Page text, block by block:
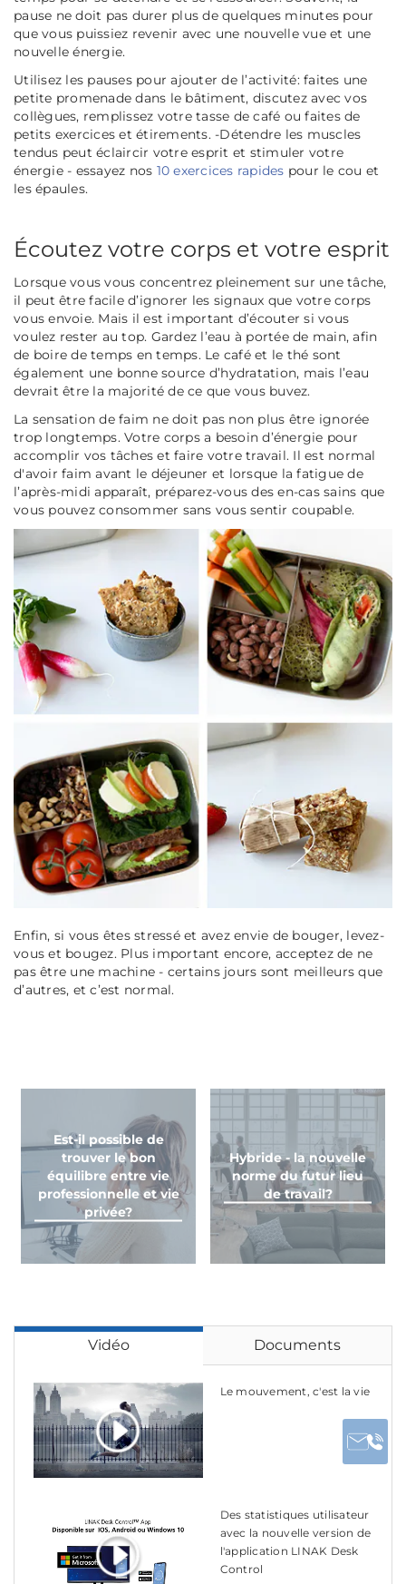
pause ne doit pas durer plus de quelques minutes pour
que vous puissiez revenir avec une nouvelle vue et une
nouvelle énergie.
Utilisez les pauses pour ajouter de l’activité: faites une
petite promenade dans le bâtiment, discutez avec vos
collègues, remplissez votre tasse de café ou faites de
petits exercices et étirements. -Détendre les muscles
tendus peut éclaircir votre esprit et stimuler votre
énergie - essayez nos 10 exercices rapides pour le cou et
les épaules.
Écoutez votre corps et votre esprit
Lorsque vous vous concentrez pleinement sur une tâche,
il peut être facile d’ignorer les signaux que votre corps
vous envoie. Mais il est important d’écouter si vous
voulez rester au top. Gardez l’eau à portée de main, afin
de boire de temps en temps. Le café et le thé sont
également une bonne source d’hydratation, mais l’eau
devrait être la majorité de ce que vous buvez.
La sensation de faim ne doit pas non plus être ignorée
trop longtemps. Votre corps a besoin d’énergie pour
accomplir vos tâches et faire votre travail. Il est normal
d'avoir faim avant le déjeuner et lorsque la fatigue de
l’après-midi apparaît, préparez-vous des en-cas sains que
vous pouvez consommer sans vous sentir coupable.
Enfin, si vous êtes stressé et avez envie de bouger, levez-
vous et bougez. Plus important encore, acceptez de ne
pas être une machine - certains jours sont meilleurs que
d’autres, et c’est normal.
Est-il possible de
trouver le bon
équilibre entre vie
professionnelle et vie
privée?
Hybride - la nouvelle
norme du futur lieu
de travail?
Vidéo Documents
Le mouvement, c'est la vie
Des statistiques utilisateur
avec la nouvelle version de
l'application LINAK Desk
Control